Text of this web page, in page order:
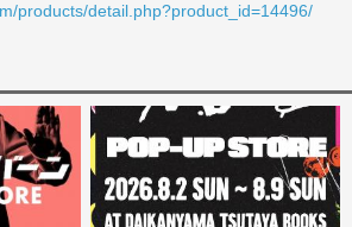
products/detail.php?product_id=14496/